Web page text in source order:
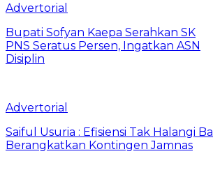
Advertorial
Bupati Sofyan Kaepa Serahkan SK
PNS Seratus Persen, Ingatkan ASN
Disiplin
Advertorial
Saiful Usuria : Efisiensi Tak Halangi
Berangkatkan Kontingen Jamnas